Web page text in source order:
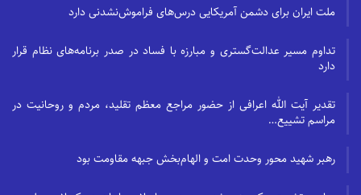
ملت ایران برای دشمن آمریکایی درس‌های فراموش‌نشدنی دارد
تداوم مسیر عدالت‌گستری و مبارزه با فساد در صدر برنامه‌های نظام قرار
دارد
تقدیر آیت الله اعرافی از حضور مراجع معظم تقلید، مردم و روحانیت در
مراسم تشییع…
رهبر شهید محور وحدت امت و الهام‌بخش جبهه مقاومت بود